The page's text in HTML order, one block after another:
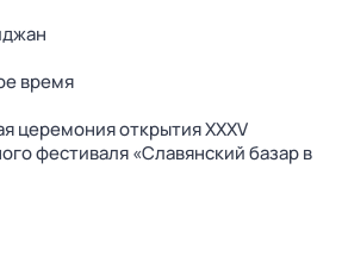
время
церемония открытия XXXV
фестиваля «Славянский базар в